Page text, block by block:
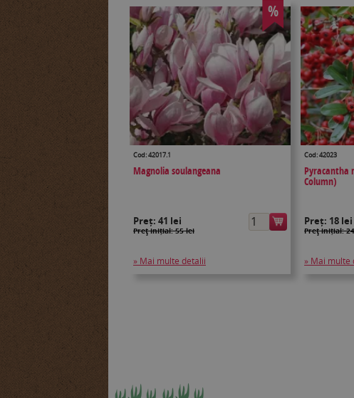
%
Cod: 42017.1
Magnolia soulangeana
Preț: 41 lei
Preţ inițial: 55 lei
» Mai multe detalii
Cod: 42023
Pyracantha
Column)
Preț: 18 lei
Preţ inițial:
» Mai multe